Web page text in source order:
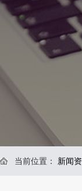
当前位置： 新闻